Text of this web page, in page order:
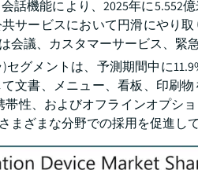
機能により、2025年に5.552
サービスにおいて円滑にやり
議、カスタマーサービス、緊
グメントは、予測期間中に
文書、メニュー、看板、印刷
帯性、およびオフラインオプ
ざまな分野での採用を促進して